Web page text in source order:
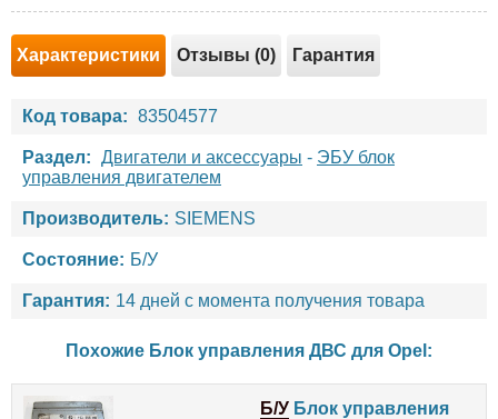
Характеристики Отзывы (0) Гарантия
Код товара: 83504577
Раздел: Двигатели и аксессуары - ЭБУ блок
управления двигателем
Производитель: SIEMENS
Состояние: Б/У
Гарантия: 14 дней с момента получения товара
Похожие Блок управления ДВС для Opel :
Б/У Блок управления